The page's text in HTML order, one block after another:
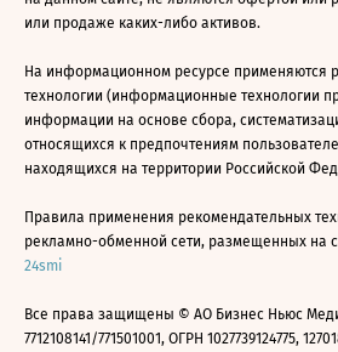
или продаже каких-либо активов.
На информационном ресурсе применяются
технологии (информационные технологии
информации на основе сбора,
относящихся к предпочтениям
находящихся на территории Российской
Правила применения рекомендательных
рекламно-обменной сети, размещенных на
24smi
Все права защищены © АО Бизнес Ньюс
7712108141/771501001, ОГРН 1027739124775,